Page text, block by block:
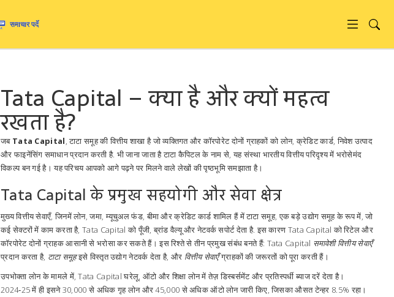
Tata Capital – क्या है और क्यों महत्व
रखता है?
जब Tata Capital,टाटा समूह की वित्तीय शाखा है जो व्यक्तिगत और कॉरपोरेट दोनों ग्राहकों को लोन, क्रेडिट कार्ड, निवेश उत्पाद
और फाइनेंसिंग समाधान प्रदान करती है. भी जाना जाता हैटाटा कैपिटलके नाम से, यह संस्था भारतीय वित्तीय परिदृश्य में भरोसेमंद
विकल्प बन गई है। यह परिचय आपको आगे पढ़ने पर मिलने वाले लेखों की पृष्ठभूमि समझाता है।
Tata Capital के प्रमुख सहयोगी और सेवा क्षेत्र
मुख्यवित्तीय सेवाएँ,जिनमें लोन, जमा, म्यूचुअल फंड, बीमा और क्रेडिट कार्ड शामिल हैंमेंटाटा समूह,एक बड़े उद्योग समूह के रूप में, जो
कई सेक्टरों में काम करता है, Tata Capital को पूँजी, ब्रांड वैल्यू और नेटवर्क सपोर्ट देता है. इस कारण Tata Capital को रिटेल और
कॉरपोरेट दोनों ग्राहक आसानी से भरोसा कर सकते हैं। इस रिश्ते से तीन प्रमुख संबंध बनते हैं: Tata Capital समावेशी वित्तीय सेवाएँ
प्रदान करता है, टाटा समूहइसे विस्तृत उद्योग नेटवर्क देता है, और वित्तीय सेवाएँग्राहकों की जरूरतों को पूरा करती हैं।
उपभोक्ता लोन के मामले में, Tata Capital घरेलू, ऑटो और शिक्षा लोन में तेज़ डिस्बर्समेंट और प्रतिस्पर्धी ब्याज दरें देता है।
2024‑25 में ही इसने 30,000 से अधिक गृह लोन और 45,000 से अधिक ऑटो लोन जारी किए, जिसका औसत टेन्हर 8.5% रहा।